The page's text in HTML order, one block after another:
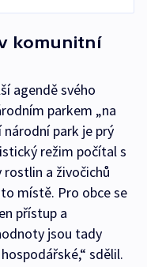
komunitní
agendě svého
parkem „na
park je prý
režim počítal s
a živočichů
místě. Pro obce se
přístup a
jsou tady
sdělil.